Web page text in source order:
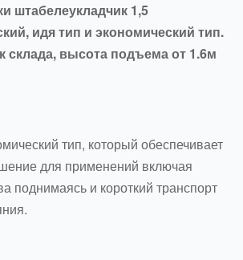
штабелеукладчик 1,5
идя тип и экономический тип.
склада, высота подъема от 1.6м
тип, который обеспечивает
для применений включая
поднимаясь и короткий транспорт